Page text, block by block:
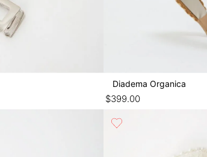
Diadema Organica
$399.00